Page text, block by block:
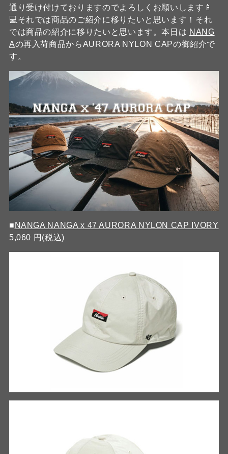
通り受け付けておりますのでよろしくお願いします📱
💻それでは商品のご紹介に移りたいと思います！それ
では商品の紹介に移りたいと思います。本日は NANG
Aの再入荷商品からAURORA NYLON CAPの御紹介で
す。
■ NANGA NANGA x 47 AURORA NYLON CAP IVORY
5,060 円(税込)